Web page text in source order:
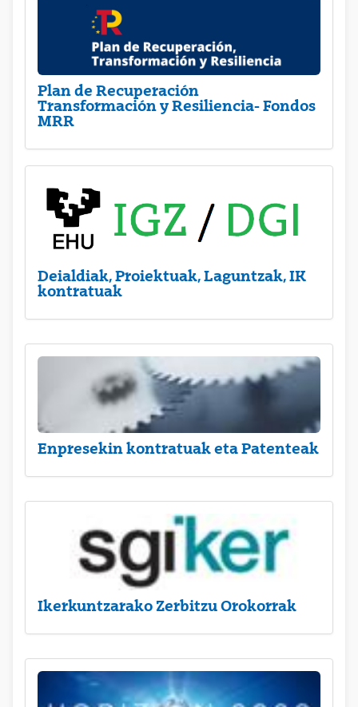
Plan de Recuperación
Transformación y Resiliencia- Fondos
MRR
Deialdiak, Proiektuak, Laguntzak, IK
kontratuak
Enpresekin kontratuak eta Patenteak
Ikerkuntzarako Zerbitzu Orokorrak